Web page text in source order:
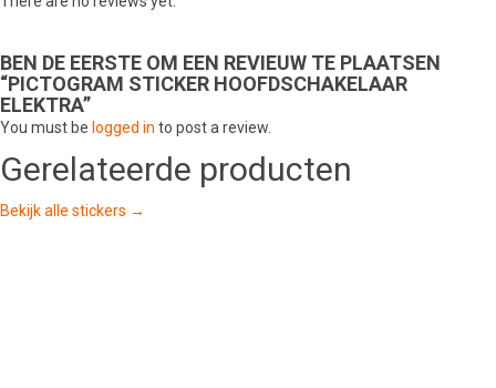
BEN DE EERSTE OM EEN REVIEUW TE PLAATSEN
“PICTOGRAM STICKER HOOFDSCHAKELAAR
ELEKTRA”
You must be logged in to post a review.
Gerelateerde producten
Bekijk alle stickers →